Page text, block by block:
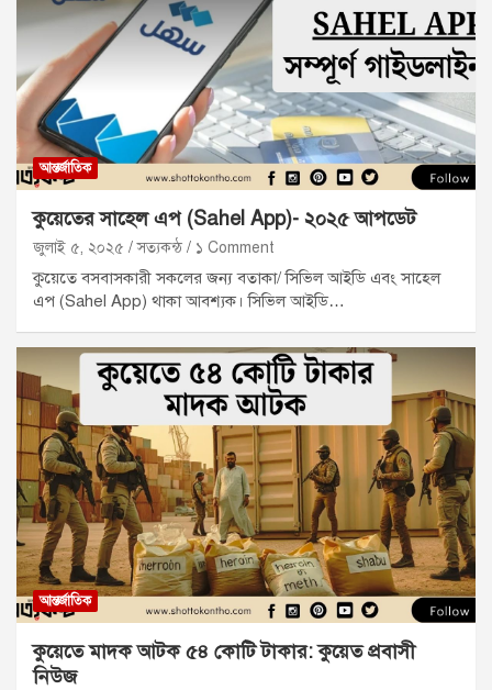
আন্তর্জাতিক
কুয়েতের সাহেল এপ (Sahel App)- ২০২৫ আপডেট
জুলাই ৫, ২০২৫ সত্যকন্ঠ ১ Comment
কুয়েতে বসবাসকারী সকলের জন্য বতাকা/ সিভিল আইডি এবং সাহেল
এপ (Sahel App) থাকা আবশ্যক। সিভিল আইডি…
আন্তর্জাতিক
কুয়েতে মাদক আটক ৫৪ কোটি টাকার: কুয়েত প্রবাসী
নিউজ